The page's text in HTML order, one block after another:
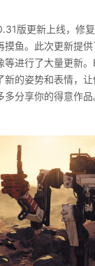
版更新上线，修
摸鱼。此次更新提
等进行了大量更新
新的姿势和表情，
多分享你的得意作品